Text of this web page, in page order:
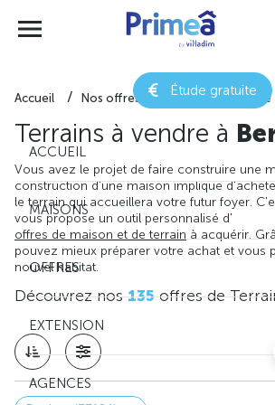
Étude gratuite
ACCUEIL
MAISONS
OFFRES
EXTENSION
AGENCES
Accueil Nos offres de terrain Gironde
Terrains à vendre à
Vous avez le projet de faire construire une
construction d'une maison implique
le terrain qui accueillera votre futur foyer.
vous propose un outil personnalisé d'
offres de maison et de terrain à acquérir.
pouvez mieux préparer votre achat et vous
nouvel habitat.
Découvrez nos135offres de